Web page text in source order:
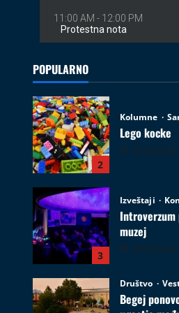
POPULARNO
Kolumne
Lego kocke
3
Introverzum
muzej
4
Begej
ugostio
pe Bega“
Film
Zrenjanin